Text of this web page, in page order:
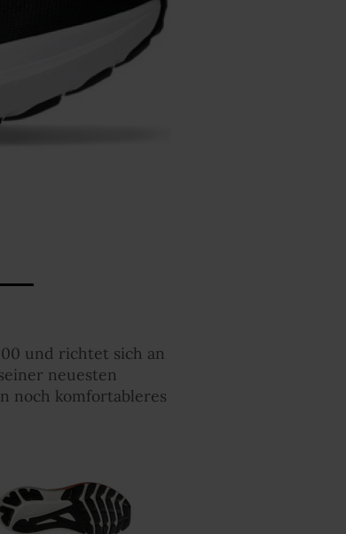
und richtet sich an
neuesten
noch komfortableres